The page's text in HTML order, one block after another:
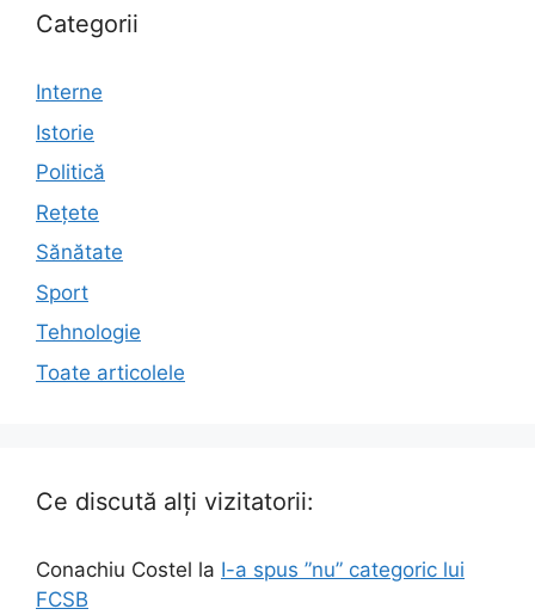
Categorii
Interne
Istorie
Politică
Rețete
Sănătate
Sport
Tehnologie
Toate articolele
Ce discută alți vizitatorii:
Conachiu Costel la I-a spus ”nu” categoric lui
FCSB